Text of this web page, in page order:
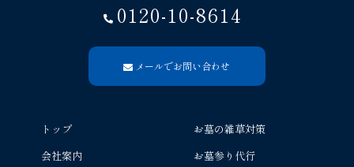
0120-10-8614
メールでお問い合わせ
トップ
会社案内
お墓の雑草対策
お墓参り代行